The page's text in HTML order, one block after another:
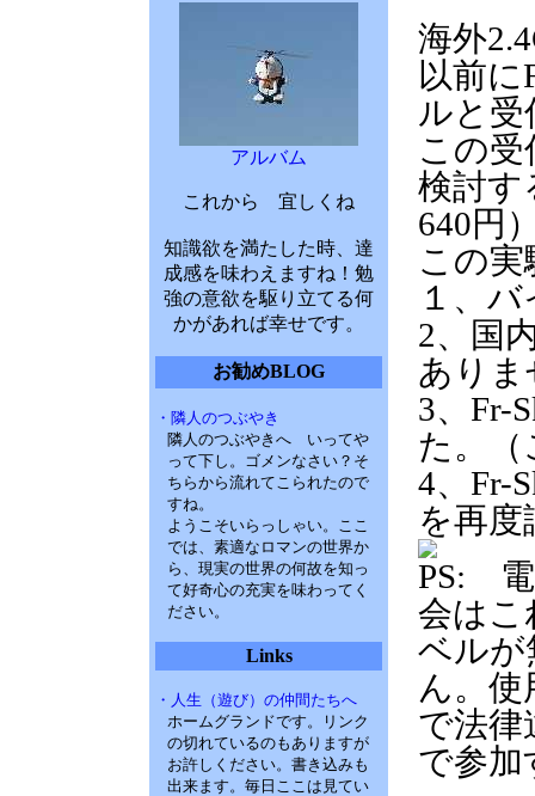
アルバム
これから 宜しくね
知識欲を満たした時、達
成感を味わえますね！勉
強の意欲を駆り立てる何
かがあれば幸せです。
お勧めBLOG
・隣人のつぶやき
隣人のつぶやきへ いってや
って下し。ゴメンなさい？そ
ちらから流れてこられたので
すね。
ようこそいらっしゃい。ここ
では、素適なロマンの世界か
ら、現実の世界の何故を知っ
て好奇心の充実を味わってく
ださい。
Links
・人生（遊び）の仲間たちへ
ホームグランドです。リンク
の切れているのもありますが
お許しください。書き込みも
出来ます。毎日ここは見てい
海外
以前
ルと受
この
検討す
640円
この
１、
2、国
ありま
3、Fr-
た。（
4、Fr-
を再度
PS: 電
会はこ
ベルが
ん。
で法律
で参加